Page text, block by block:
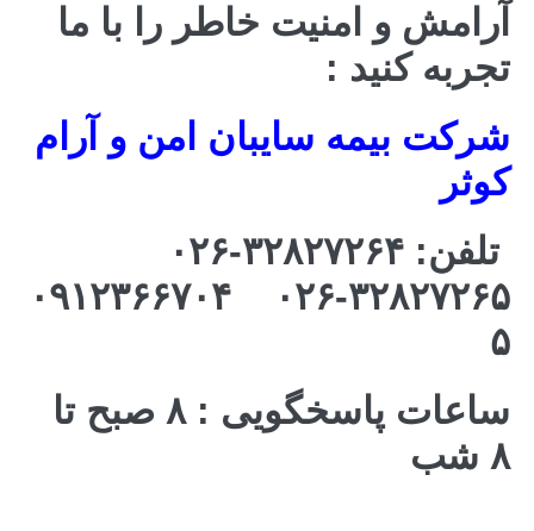
آرامش و امنیت خاطر را با ما
تجربه کنید :
شرکت بیمه سایبان امن و آرام
کوثر
۳۲۸۲۷۲۶۵-۰۲۶ ۰۹۱۲۳۶۶۷۰۴
۵
ساعات پاسخگویی : ۸ صبح تا
۸ شب